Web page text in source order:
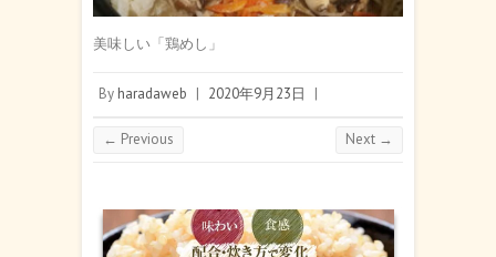
美味しい「鶏めし」
By haradaweb | 2020年9月23日 |
← Previous Next →